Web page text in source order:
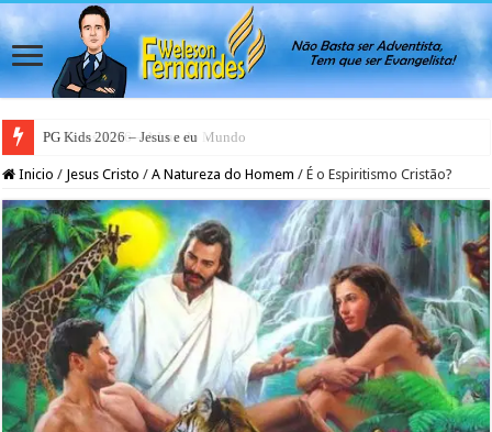
PG Teens 2026 – A Luz do Mundo
Inicio / Jesus Cristo / A Natureza do Homem / É o Espiritismo Cristão?